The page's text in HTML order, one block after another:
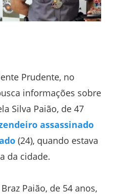
Prudente, no
informações sobre
Silva Paião, de 47
assassinado
(24), quando estava
da cidade.
Paião, de 54 anos,